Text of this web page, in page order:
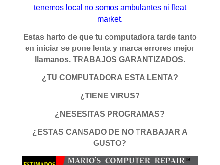
tenemos local no somos ambulantes ni fleat
market.
Estas harto de que tu computadora tarde tanto
en iniciar se pone lenta y marca errores mejor
llamanos. TRABAJOS GARANTIZADOS.
¿TU COMPUTADORA ESTA LENTA?
¿TIENE VIRUS?
¿NESESITAS PROGRAMAS?
¿ESTAS CANSADO DE NO TRABAJAR A
GUSTO?